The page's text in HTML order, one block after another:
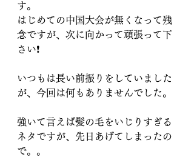
す。
はじめての中国大会が無くなって残
念ですが、次に向かって頑張って下
さい❗️
いつもは長い前振りをしていました
が、今回は何もありませんでした。
強いて言えば髪の毛をいじりすぎる
ネタですが、先日あげてしまったの
で。。